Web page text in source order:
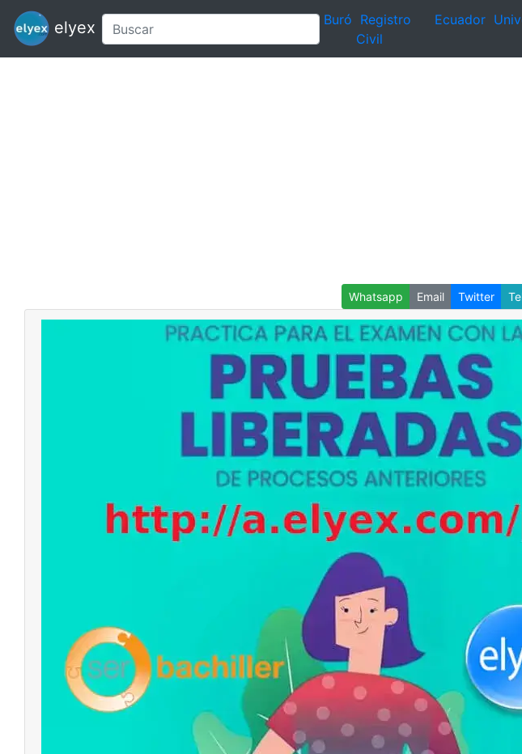
elyex Buró Registro
Civil
Ecuador
Whatsapp Email Twitter